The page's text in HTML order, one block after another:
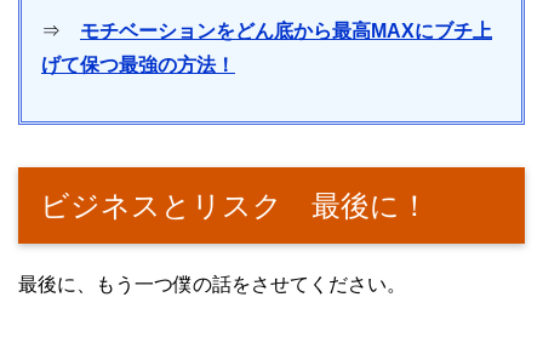
⇒ モチベーションをどん底から最高MAXにブチ上
げて保つ最強の方法！
ビジネスとリスク 最後に！
最後に、もう一つ僕の話をさせてください。